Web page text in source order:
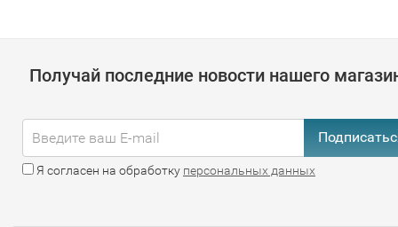
Получай последние новости нашего
Я согласен на обработку персональных данных